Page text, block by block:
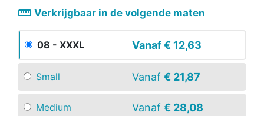
straighten Verkrijgbaar in de volgende maten
08 - XXXL Vanaf€ 12,63
Small Vanaf € 21,87
Medium Vanaf € 28,08